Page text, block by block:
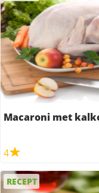
Macaroni met
4
RECEPT